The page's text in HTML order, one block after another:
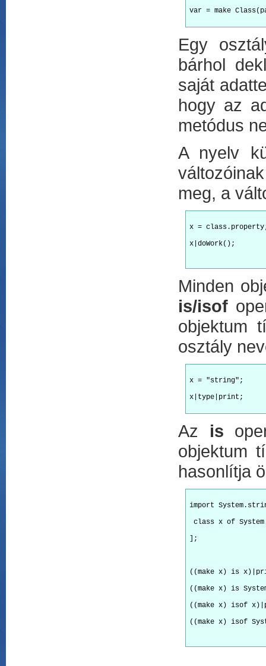
var = make
Egy
bárhol
saját
hogy az
metódus
A nyelv
meg, a
x =
x|doWork();
Minden
is/isof
objektum
osztály
x = "string";
x|type|print;
Az is
objektum
hasonlítja
import
class x of
];
((make x) is
((make x) is
((make x) isof
((make x) isof